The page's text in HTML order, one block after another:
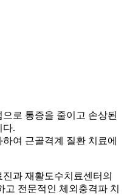
으로 통증을 줄이고 손상된
다.
하여 근골격계 질환 치료에
과 재활도수치료센터의
고 전문적인 체외충격파 치